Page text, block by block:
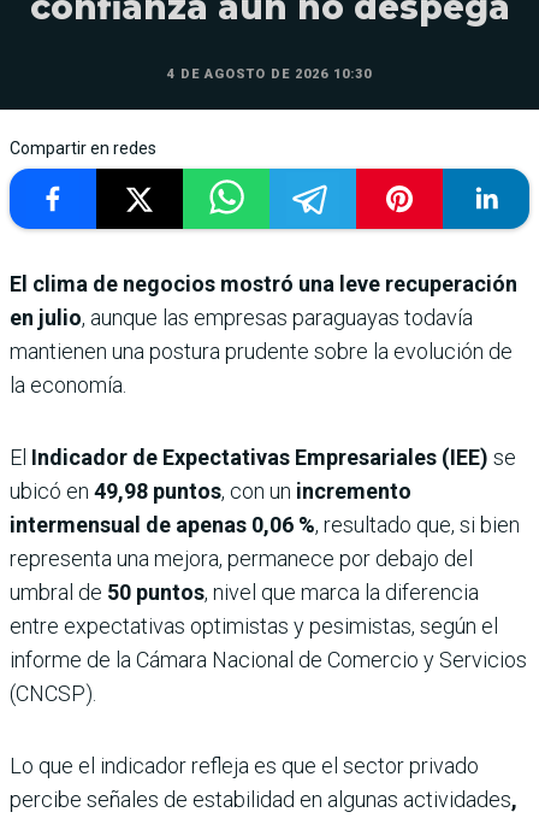
4 DE AGOSTO DE 2026 10:30
Compartir en redes
El clima de negocios mostró una leve recuperación
en julio, aunque las empresas paraguayas todavía
mantienen una postura prudente sobre la evolución de
la economía.
El Indicador de Expectativas Empresariales (IEE) se
ubicó en 49,98 puntos, con un incremento
intermensual de apenas 0,06 %, resultado que, si bien
representa una mejora, permanece por debajo del
umbral de 50 puntos, nivel que marca la diferencia
entre expectativas optimistas y pesimistas, según el
informe de la Cámara Nacional de Comercio y Servicios
(CNCSP).
Lo que el indicador refleja es que el sector privado
percibe señales de estabilidad en algunas actividades,